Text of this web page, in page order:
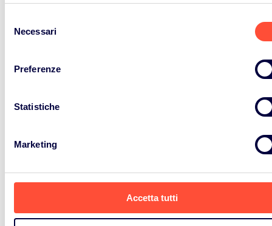
delNecessari
Preferenze
Statistiche
Marketing
Accetta tutti